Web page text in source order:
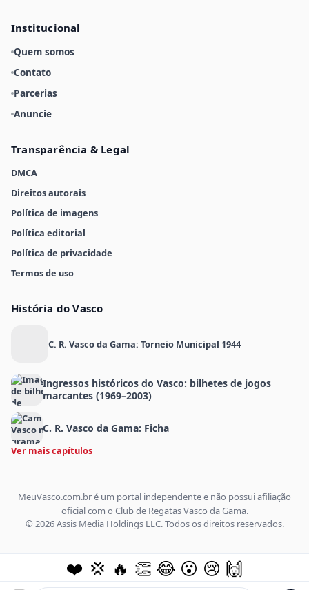
Institucional
Quem somos
Contato
Parcerias
Anuncie
Transparência & Legal
DMCA
Direitos autorais
Política de imagens
Política editorial
Política de privacidade
Termos de uso
História do Vasco
C. R. Vasco da Gama: Torneio Municipal 1944
Ingressos históricos do Vasco: bilhetes de jogos
marcantes (1969–2003)
C. R. Vasco da Gama: Ficha
Ver mais capítulos
MeuVasco.com.br é um portal independente e não possui afiliação
oficial com o Club de Regatas Vasco da Gama.
© 2026 Assis Media Holdings LLC. Todos os direitos reservados.
❤️ 💢 🔥 👏 😂 😮 😢 🙌